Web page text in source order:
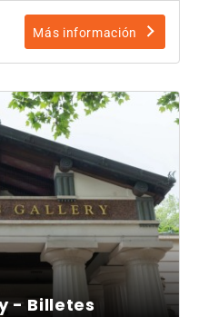
Más información
- Billetes